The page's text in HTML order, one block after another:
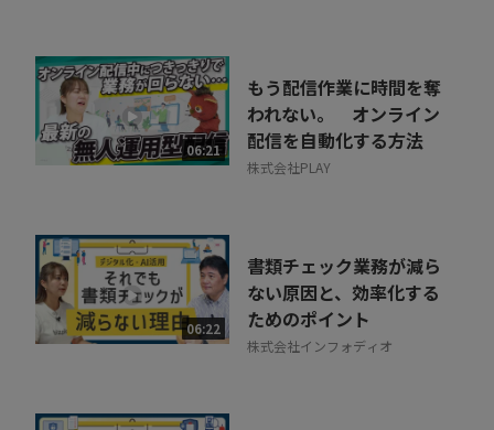
06:21
もう配信作業に時間を奪
われない。 オンライン
配信を自動化する方法
株式会社PLAY
06:22
書類チェック業務が減ら
ない原因と、効率化する
ためのポイント
株式会社インフォディオ